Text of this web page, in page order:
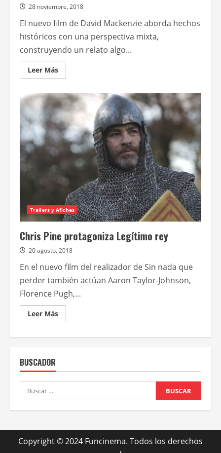
28 noviembre, 2018
El nuevo film de David Mackenzie aborda hechos
históricos con una perspectiva mixta,
construyendo un relato algo...
Leer MásLeer
más
Legítimo
rey
Trailers y Afiches
Chris Pine protagoniza Legítimo rey
20 agosto, 2018
En el nuevo film del realizador de Sin nada que
perder también actúan Aaron Taylor-Johnson,
Florence Pugh,...
Leer MásLeer
más
BUSCADOR
Buscar:
Copyright © 2024 Funcinema. Todos los derechos